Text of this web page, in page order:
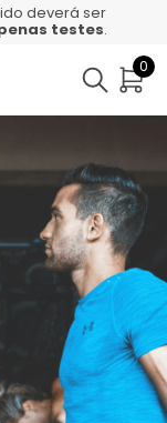
deverá ser
testes.
0